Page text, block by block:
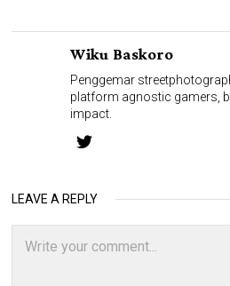
Wiku Baskoro
Penggemar
platform agnostic gamers,
impact.
LEAVE A REPLY